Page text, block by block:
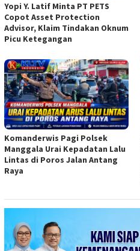
Yopi Y. Latif Minta PT PETS
Copot Asset Protection
Advisor, Klaim Tindakan Oknum
Picu Ketegangan
Komanderwis Pagi Polsek
Manggala Urai Kepadatan Lalu
Lintas di Poros Jalan Antang
Raya